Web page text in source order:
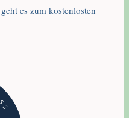
es zum kostenlosten